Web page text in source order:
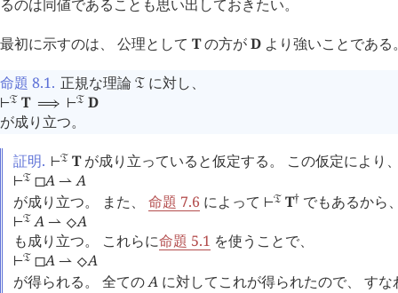
るのは同値であることも思い出しておきたい。
最初に示すのは、 公理として Tの方がD より強いことである
命題 8.1. 正規な理論 󱁑 に対し、
⊢󱁑 T ⟹ ⊢󱁑 D
が成り立つ。
証明. ⊢󱁑 Tが成り立っていると仮定する。 この仮定により
⊢󱁑 ◻A ⇀ A
が成り立つ。 また、 命題 7.6 によって ⊢󱁑 T† でもあるから
⊢󱁑 A ⇀ ⬦A
も成り立つ。 これらに命題 5.1 を使うことで、
⊢󱁑 ◻A ⇀ ⬦A
が得られる。 全てのA に対してこれが得られたので、 す